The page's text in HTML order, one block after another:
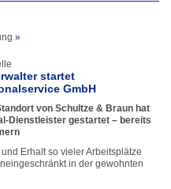
»
startet
GmbH
von Schultze & Braun hat
Dienstleister gestartet – bereits
Erhalt so vieler Arbeitsplätze
in der gewohnten